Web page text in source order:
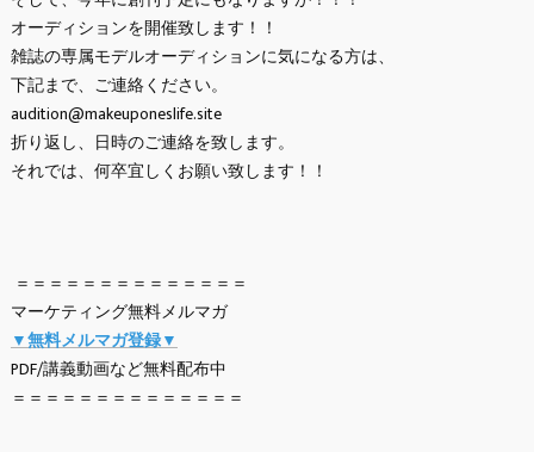
オーディションを開催致します！！
雑誌の専属モデルオーディションに気になる方は、
下記まで、ご連絡ください。
audition@makeuponeslife.site
折り返し、日時のご連絡を致します。
それでは、何卒宜しくお願い致します！！
＝＝＝＝＝＝＝＝＝＝＝＝＝＝
マーケティング無料メルマガ
▼無料メルマガ登録▼
PDF/講義動画など無料配布中
＝＝＝＝＝＝＝＝＝＝＝＝＝＝